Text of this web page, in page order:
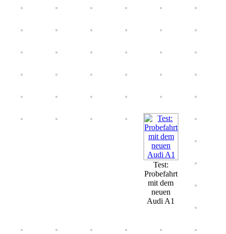
Test:
Probefahrt
mit dem
neuen
Audi A1